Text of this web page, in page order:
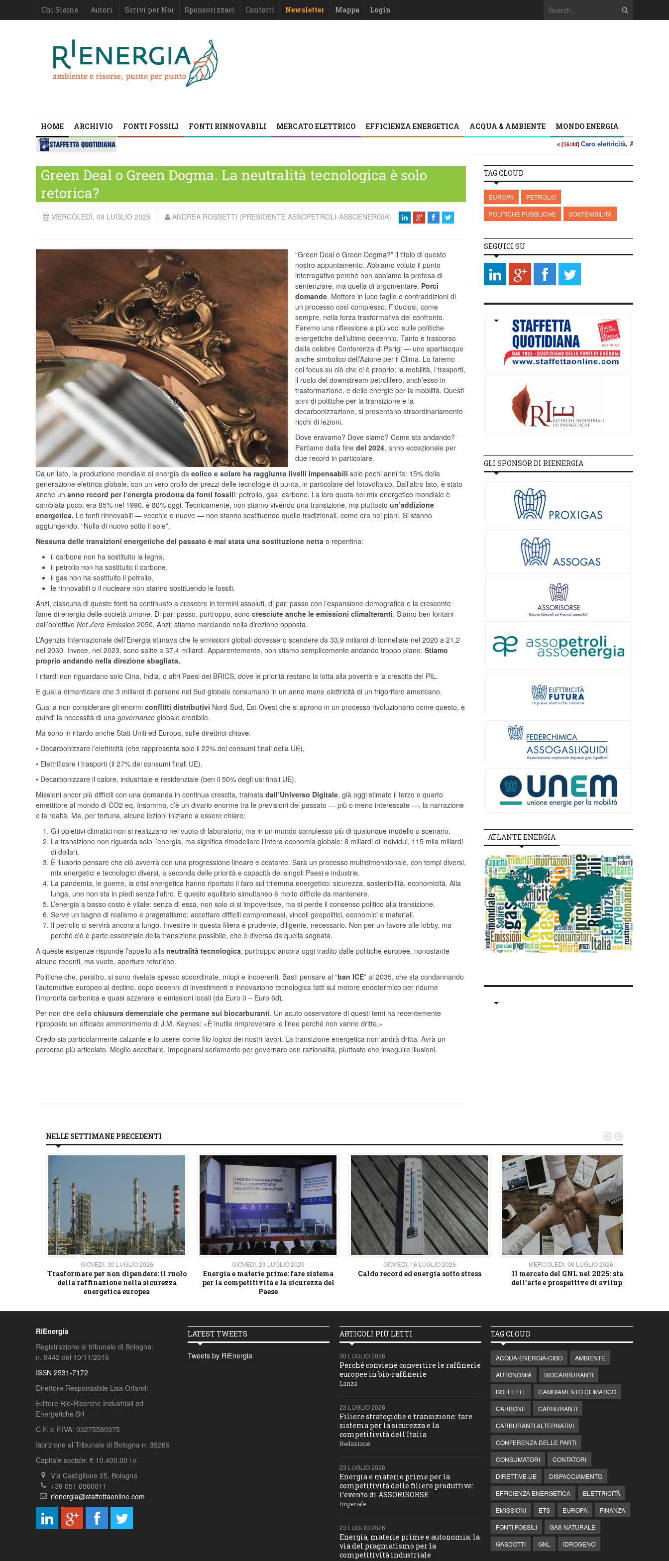
Chi Siamo .Autori. Scrivi per Noi Sponsorizzaci Contatti Newsletter Mappa Login
HOME ARCHIVIO FONTI FOSSILI FONTI RINNOVABILI MERCATO ELETTRICO EFFICIENZA ENERGETICA ACQUA & AMBIENTE MONDO ENERGIA
Green Deal o Green Dogma. La neutralità tecnologica è solo
retorica?
MERCOLEDÌ, 09 LUGLIO 2025 ANDREA ROSSETTI (PRESIDENTE ASSOPETROLI-ASSOENERGIA)
“Green Deal o Green Dogma?” il titolo di questo
nostro appuntamento. Abbiamo voluto il punto
interrogativo perché non abbiamo la pretesa di
sentenziare, ma quella di argomentare. Porci
domande. Mettere in luce faglie e contraddizioni di
un processo così complesso. Fiduciosi, come
sempre, nella forza trasformativa del confronto.
Faremo una riflessione a più voci sulle politiche
energetiche dell’ultimo decennio. Tanto è trascorso
dalla celebre Conferenza di Parigi — uno spartiacque
anche simbolico dell’Azione per il Clima. Lo faremo
col focus su ciò che ci è proprio: la mobilità, i trasporti,
il ruolo del downstream petrolifero, anch’esso in
trasformazione, e delle energie per la mobilità. Questi
anni di politiche per la transizione e la
decarbonizzazione, si presentano straordinariamente
ricchi di lezioni.
Dove eravamo? Dove siamo? Come sta andando?
Partiamo dalla finedel 2024, anno eccezionale per
due record in particolare.
Da un lato, la produzione mondiale di energia da eolico e solare ha raggiunto livelli impensabili solo pochi anni fa: 15% della
generazione elettrica globale, con un vero crollo dei prezzi delle tecnologie di punta, in particolare del fotovoltaico. Dall’altro lato, è stato
anche un anno record per l’energia prodotta da fonti fossili: petrolio, gas, carbone. La loro quota nel mix energetico mondiale è
cambiata poco: era 85% nel 1990, è 80% oggi. Tecnicamente, non stiamo vivendo una transizione, ma piuttosto un’addizione
energetica. Le fonti rinnovabili — vecchie e nuove — non stanno sostituendo quelle tradizionali, come era nei piani. Si stanno
aggiungendo. “Nulla di nuovo sotto il sole”.
Nessuna delle transizioni energetiche del passato è mai stata una sostituzione netta o repentina:
il carbone non ha sostituito la legna,
il petrolio non ha sostituito il carbone,
il gas non ha sostituito il petrolio,
le rinnovabili o il nucleare non stanno sostituendo le fossili.
Anzi, ciascuna di queste fonti ha continuato a crescere in termini assoluti, di pari passo con l’espansione demografica e la crescente
fame di energia delle società umane. Di pari passo, purtroppo, sono cresciute anche le emissioni climalteranti. Siamo ben lontani
dall’obiettivo Net Zero Emission 2050. Anzi: stiamo marciando nella direzione opposta.
L’Agenzia Internazionale dell’Energia stimava che le emissioni globali dovessero scendere da 33,9 miliardi di tonnellate nel 2020 a 21,2
nel 2030. Invece, nel 2023, sono salite a 37,4 miliardi. Apparentemente, non stiamo semplicemente andando troppo piano. Stiamo
proprio andando nella direzione sbagliata.
I ritardi non riguardano solo Cina, India, o altri Paesi dei BRICS, dove le priorità restano la lotta alla povertà e la crescita del PIL.
E guai a dimenticare che 3 miliardi di persone nel Sud globale consumano in un anno meno elettricità di un frigorifero americano.
Guai a non considerare gli enormi conflitti distributivi Nord-Sud, Est-Ovest che si aprono in un processo rivoluzionario come questo, e
quindi la necessità di una governance globale credibile.
Ma sono in ritardo anche Stati Uniti ed Europa, sulle direttrici chiave:
• Decarbonizzare l’elettricità (che rappresenta solo il 22% dei consumi finali della UE),
• Elettrificare i trasporti (il 27% dei consumi finali UE),
• Decarbonizzare il calore, industriale e residenziale (ben il 50% degli usi finali UE).
Missioni ancor più difficili con una domanda in continua crescita, trainata dall’Universo Digitale, già oggi stimato il terzo o quarto
emettitore al mondo di CO2 eq. Insomma, c’è un divario enorme tra le previsioni del passato — più o meno interessate —, la narrazione
e la realtà. Ma, per fortuna, alcune lezioni iniziano a essere chiare:
Gli obiettivi climatici non si realizzano nel vuoto di laboratorio, ma in un mondo complesso più di qualunque modello o scenario.
La transizione non riguarda solo l’energia, ma significa rimodellare l’intera economia globale: 8 miliardi di individui, 115 mila miliardi
di dollari.
È illusorio pensare che ciò avverrà con una progressione lineare e costante. Sarà un processo multidimensionale, con tempi diversi,
mix energetici e tecnologici diversi, a seconda delle priorità e capacità dei singoli Paesi e industrie.
La pandemia, le guerre, la crisi energetica hanno riportato il faro sul trilemma energetico: sicurezza, sostenibilità, economicità. Alla
lunga, uno non sta in piedi senza l’altro. E questo equilibrio simultaneo è molto difficile da mantenere.
L’energia a basso costo è vitale: senza di essa, non solo ci si impoverisce, ma si perde il consenso politico alla transizione.
Serve un bagno di realismo e pragmatismo: accettare difficili compromessi, vincoli geopolitici, economici e materiali.
Il petrolio ci servirà ancora a lungo. Investire in questa filiera è prudente, diligente, necessario. Non per un favore alle lobby, ma
perché ciò è parte essenziale della transizione possibile, che è diversa da quella sognata.
A queste esigenze risponde l’appello alla neutralità tecnologica, purtroppo ancora oggi tradito dalle politiche europee, nonostante
alcune recenti, ma vuote, aperture retoriche.
Politiche che, peraltro, si sono rivelate spesso scoordinate, miopi e incoerenti. Basti pensare al “ban ICE” al 2035, che sta condannando
l’automotive europeo al declino, dopo decenni di investimenti e innovazione tecnologica fatti sul motore endotermico per ridurne
l’impronta carbonica e quasi azzerare le emissioni locali (da Euro 0 – Euro 6d).
Per non dire della chiusura demenziale che permane sui biocarburanti. Un acuto osservatore di questi temi ha recentemente
riproposto un efficace ammonimento di J.M. Keynes: «È inutile rimproverare le linee perché non vanno dritte.»
Credo sia particolarmente calzante e lo userei come filo logico dei nostri lavori. La transizione energetica non andrà dritta. Avrà un
percorso più articolato. Meglio accettarlo. Impegnarsi seriamente per governare con razionalità, piuttosto che inseguire illusioni.
TAG CLOUD
EUROPA
PETROLIO
POLITICHE PUBBLICHE
SOSTENIBILITÀ
SEGUICI SU
GLI SPONSOR DI RIENERGIA
ATLANTE ENERGIA
NELLE SETTIMANE PRECEDENTI
GIOVEDÌ, 30 LUGLIO 2026
Trasformare per non dipendere: il ruolo
della raffinazione nella sicurezza
energetica europea
GIOVEDÌ, 23 LUGLIO 2026
Energia e materie prime: fare sistema
per la competitività e la sicurezza del
Paese
GIOVEDÌ, 16 LUGLIO 2026
Caldo record ed energia sotto stress
MERCOLEDÌ, 08 LUGLIO 2026
Il mercato del GNL nel 2025: stato
dell’arte e prospettive di sviluppo
 
RiEnergia
Registrazione al tribunale di Bologna:
n. 8442 del 10/11/2016
ISSN 2531-7172
Direttore Responsabile Lisa Orlandi
Editore Rie-Ricerche Industriali ed
Energetiche Srl
C.F. e P.IVA: 03275580375
Iscrizione al Tribunale di Bologna n. 35269
Capitale sociale: € 10.400,00 i.v.
Via Castiglione 25, Bologna
+39 051 6560011
rienergia@staffettaonline.com
LATEST TWEETS
Tweets by RiEnergia
ARTICOLI PIÙ LETTI
30 LUGLIO 2026
Perché conviene convertire le raffinerie
europee in bio-raffinerie
Lanza
23 LUGLIO 2026
Filiere strategiche e transizione: fare
sistema per la sicurezza e la
competitività dell'Italia
Redazione
23 LUGLIO 2026
Energia e materie prime per la
competitività delle filiere produttive:
l’evento di ASSORISORSE
Imperiale
23 LUGLIO 2026
Energia, materie prime e autonomia: la
via del pragmatismo per la
competitività industriale
TAG CLOUD
ACQUA-ENERGIA-CIBO
AMBIENTE
AUTONOMIA
BIOCARBURANTI
BOLLETTE
CAMBIAMENTO CLIMATICO
CARBONE
CARBURANTI
CARBURANTI ALTERNATIVI
CONFERENZA DELLE PARTI
CONSUMATORI
CONTATORI
DIRETTIVE UE
DISPACCIAMENTO
EFFICIENZA ENERGETICA
ELETTRICITÀ
EMISSIONI
ETS EUROPA
FINANZA
FONTI FOSSILI
GAS NATURALE
GASDOTTI
GNL IDROGENO